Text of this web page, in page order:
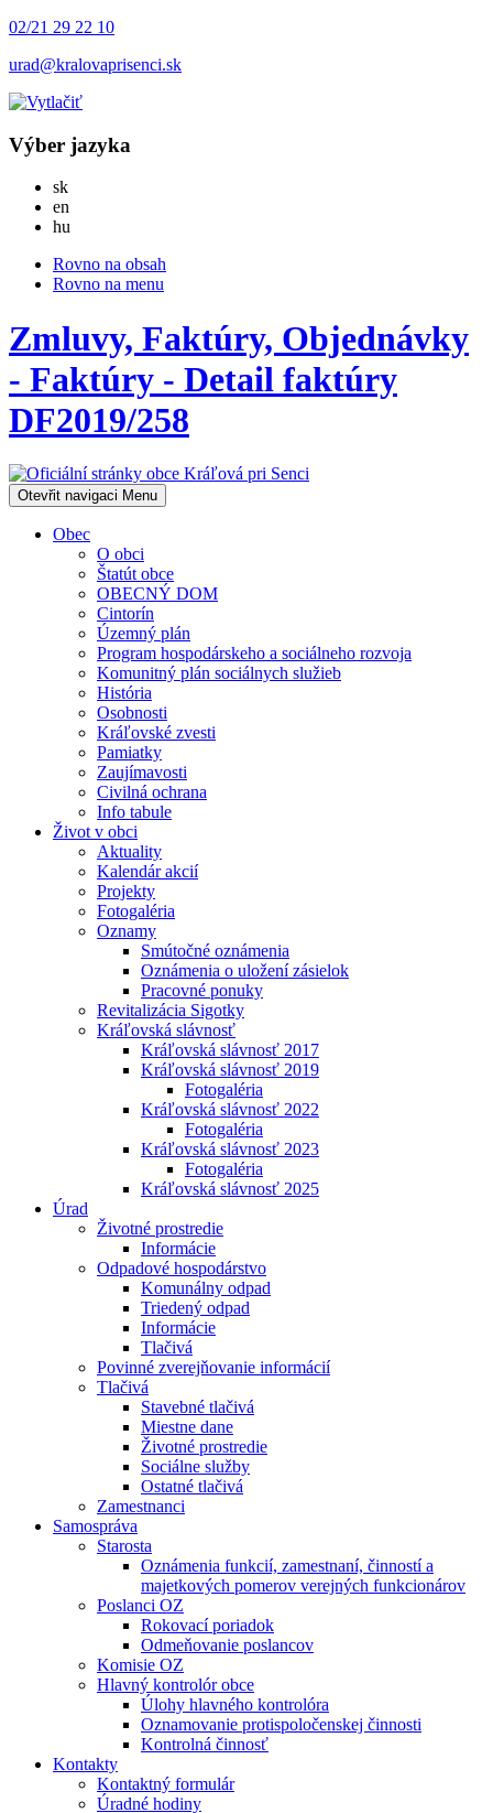
02/21 29 22 10
urad@kralovaprisenci.sk
Výber jazyka
skSlovensky
en
hu
Rovno na obsah
Rovno na menu
Zmluvy, Faktúry, Objednávky
- Faktúry - Detail faktúry
DF2019/258
Otevřit navigaci Menu
Obec
O obci
Štatút obce
OBECNÝ DOM
Cintorín
Územný plán
Program hospodárskeho a sociálneho rozvoja
Komunitný plán sociálnych služieb
História
Osobnosti
Kráľovské zvesti
Pamiatky
Zaujímavosti
Civilná ochrana
Info tabule
Život v obci
Aktuality
Kalendár akcií
Projekty
Fotogaléria
Oznamy
Smútočné oznámenia
Oznámenia o uložení zásielok
Pracovné ponuky
Revitalizácia Sigotky
Kráľovská slávnosť
Kráľovská slávnosť 2017
Kráľovská slávnosť 2019
Fotogaléria
Kráľovská slávnosť 2022
Fotogaléria
Kráľovská slávnosť 2023
Fotogaléria
Kráľovská slávnosť 2025
Úrad
Životné prostredie
Informácie
Odpadové hospodárstvo
Komunálny odpad
Triedený odpad
Informácie
Tlačivá
Povinné zverejňovanie informácií
Tlačivá
Stavebné tlačivá
Miestne dane
Životné prostredie
Sociálne služby
Ostatné tlačivá
Zamestnanci
Samospráva
Starosta
Oznámenia funkcií, zamestnaní, činností a
majetkových pomerov verejných funkcionárov
Poslanci OZ
Rokovací poriadok
Odmeňovanie poslancov
Komisie OZ
Hlavný kontrolór obce
Úlohy hlavného kontrolóra
Oznamovanie protispoločenskej činnosti
Kontrolná činnosť
Kontakty
Kontaktný formulár
Úradné hodiny